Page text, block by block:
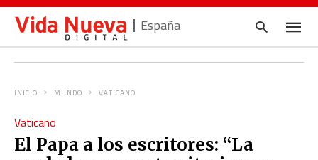
España
INICIO MUNDO VATICANO
Vaticano
El Papa a los escritores: “La